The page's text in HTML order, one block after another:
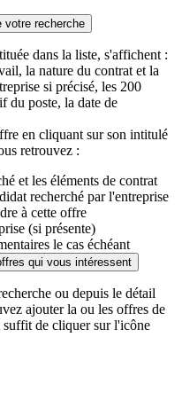
votre recherche
dans la liste, s'affichent :
la nature du contrat et la
si précisé, les 200
du poste, la date de
en cliquant sur son intitulé
retrouvez :
et les éléments de contrat
recherché par l'entreprise
à cette offre
(si présente)
le cas échéant
qui vous intéressent
ou depuis le détail
ajouter la ou les offres de
de cliquer sur l'icône